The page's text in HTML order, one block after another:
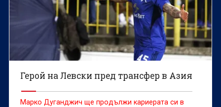
Герой на Левски пред трансфер в Азия
Марко Дуганджич ще продължи кариерата си в